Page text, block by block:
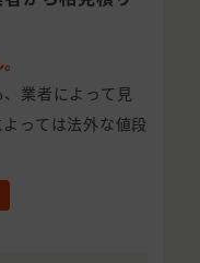
業者によって見
っては法外な値段